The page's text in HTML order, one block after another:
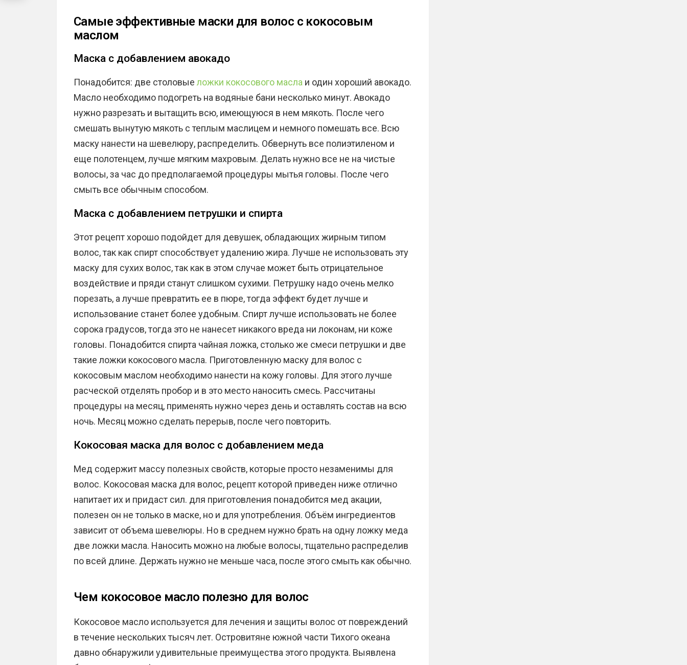
Самые эффективные маски для волос с кокосовым
маслом
Маска с добавлением авокадо
Понадобится: две столовые ложки кокосового масла и один хороший авокадо.
Масло необходимо подогреть на водяные бани несколько минут. Авокадо
нужно разрезать и вытащить всю, имеющуюся в нем мякоть. После чего
смешать вынутую мякоть с теплым маслицем и немного помешать все. Всю
маску нанести на шевелюру, распределить. Обвернуть все полиэтиленом и
еще полотенцем, лучше мягким махровым. Делать нужно все не на чистые
волосы, за час до предполагаемой процедуры мытья головы. После чего
смыть все обычным способом.
Маска с добавлением петрушки и спирта
Этот рецепт хорошо подойдет для девушек, обладающих жирным типом
волос, так как спирт способствует удалению жира. Лучше не использовать эту
маску для сухих волос, так как в этом случае может быть отрицательное
воздействие и пряди станут слишком сухими. Петрушку надо очень мелко
порезать, а лучше превратить ее в пюре, тогда эффект будет лучше и
использование станет более удобным. Спирт лучше использовать не более
сорока градусов, тогда это не нанесет никакого вреда ни локонам, ни коже
головы. Понадобится спирта чайная ложка, столько же смеси петрушки и две
такие ложки кокосового масла. Приготовленную маску для волос с
кокосовым маслом необходимо нанести на кожу головы. Для этого лучше
расческой отделять пробор и в это место наносить смесь. Рассчитаны
процедуры на месяц, применять нужно через день и оставлять состав на всю
ночь. Месяц можно сделать перерыв, после чего повторить.
Кокосовая маска для волос с добавлением меда
Мед содержит массу полезных свойств, которые просто незаменимы для
волос. Кокосовая маска для волос, рецепт которой приведен ниже отлично
напитает их и придаст сил. для приготовления понадобится мед акации,
полезен он не только в маске, но и для употребления. Объём ингредиентов
зависит от объема шевелюры. Но в среднем нужно брать на одну ложку меда
две ложки масла. Наносить можно на любые волосы, тщательно распределив
по всей длине. Держать нужно не меньше часа, после этого смыть как обычно.
Чем кокосовое масло полезно для волос
Кокосовое масло используется для лечения и защиты волос от повреждений
в течение нескольких тысяч лет. Островитяне южной части Тихого океана
давно обнаружили удивительные преимущества этого продукта. Выявлена